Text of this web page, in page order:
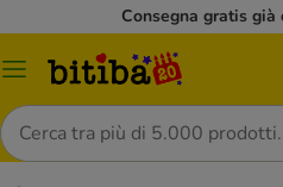
Consegna gratis
Overview
Cerca